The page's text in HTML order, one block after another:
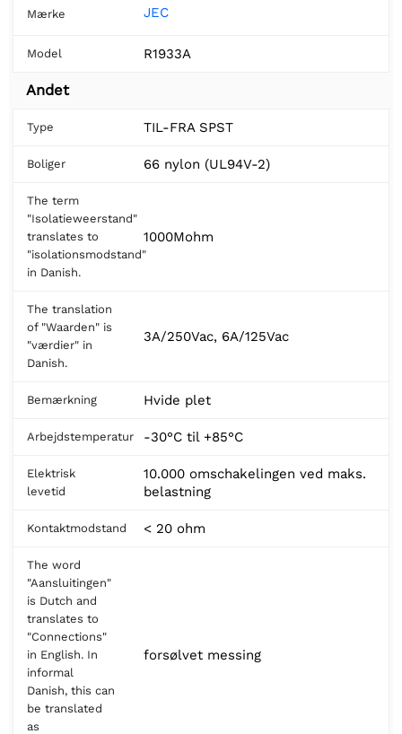
Mærke JEC
Model R1933A
Andet
Type TIL-FRA SPST
Boliger 66 nylon (UL94V-2)
The term
"Isolatieweerstand"
translates to
"isolationsmodstand"
in Danish.
1000Mohm
The translation
of "Waarden" is
"værdier" in
Danish.
3A/250Vac, 6A/125Vac
Bemærkning Hvide plet
Arbejdstemperatur -30°C til +85°C
Elektrisk
levetid
10.000 omschakelingen ved maks.
belastning
Kontaktmodstand < 20 ohm
The word
"Aansluitingen"
is Dutch and
translates to
"Connections"
in English. In
informal
Danish, this can
be translated
as
forsølvet messing